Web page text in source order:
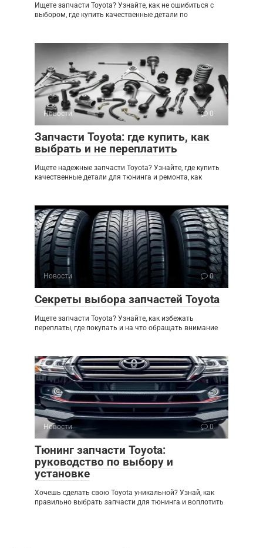
Ищете запчасти Toyota? Узнайте, как не ошибиться с
выбором, где купить качественные детали по
Новости 0
Запчасти Toyota: где купить, как
выбрать и не переплатить
Ищете надежные запчасти Toyota? Узнайте, где купить
качественные детали для тюнинга и ремонта, как
Новости 0
Секреты выбора запчастей Toyota
Ищете запчасти Toyota? Узнайте, как избежать
переплаты, где покупать и на что обращать внимание
Новости 0
Тюнинг запчасти Toyota:
руководство по выбору и
установке
Хочешь сделать свою Toyota уникальной? Узнай, как
правильно выбрать запчасти для тюнинга и воплотить